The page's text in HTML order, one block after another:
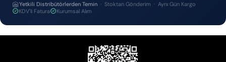
Yetkili Distribütörlerden Temin · Stoktan Gönderim · Aynı Gün Kargo
KDV'li Fatura
Kurumsal Alım